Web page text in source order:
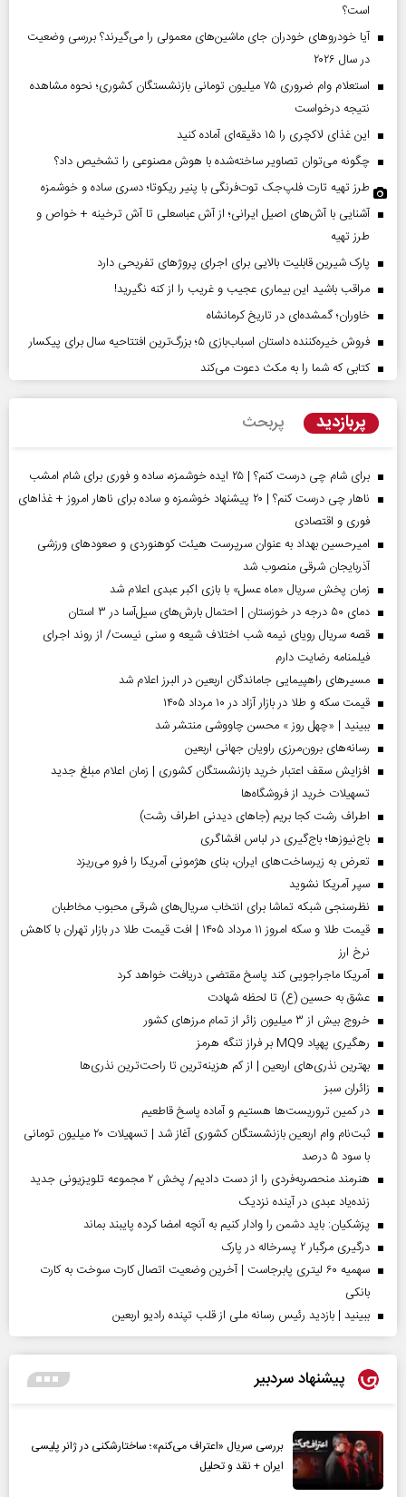
است؟
آیا خودروهای خودران جای ماشین‌های معمولی را می‌گیرند؟ بررسی وضعیت
در سال ۲۰۲۶
استعلام وام ضروری ۷۵ میلیون تومانی بازنشستگان کشوری؛ نحوه مشاهده
نتیجه درخواست
این غذای لاکچری را ۱۵ دقیقه‌ای آماده کنید
چگونه می‌توان تصاویر ساخته‌شده با هوش مصنوعی را تشخیص داد؟
طرز تهیه تارت فلپ‌جک توت‌فرنگی با پنیر ریکوتا؛ دسری ساده و خوشمزه
آشنایی با آش‌های اصیل ایرانی؛ از آش عباسعلی تا آش ترخینه + خواص و
طرز تهیه
پارک شیرین قابلیت‌ بالایی برای اجرای پروژهای تفریحی دارد
مراقب باشید این بیماری عجیب و غریب را از کنه نگیرید!
خاوران؛ گمشده‌ای در تاریخ کرمانشاه
فروش خیره‌کننده داستان اسباب‌بازی ۵؛ بزرگ‌ترین افتتاحیه سال برای پیکسار
کتابی که شما را به مکث دعوت می‌کند
پربازدید پربحث
برای شام چی درست کنم؟ | ۲۵ ایده خوشمزه، ساده و فوری برای شام امشب
ناهار چی درست کنم؟ | ۲۰ پیشنهاد خوشمزه و ساده برای ناهار امروز + غذاهای
فوری و اقتصادی
امیرحسین بهداد به عنوان سرپرست هیئت کوهنوردی و صعودهای ورزشی
آذربایجان شرقی منصوب شد
زمان پخش سریال «ماه عسل» با بازی اکبر عبدی اعلام شد
دمای ۵۰ درجه در خوزستان | احتمال بارش‌های سیل‌آسا در ۳ استان
قصه سریال رویای نیمه شب اختلاف شیعه و سنی نیست/ از روند اجرای
فیلمنامه رضایت دارم
مسیر‌های راهپیمایی جاماندگان اربعین در البرز اعلام شد
قیمت سکه و طلا در بازار آزاد در ۱۰ مرداد ۱۴۰۵
ببینید | «چهل روز » محسن چاووشی منتشر شد
رسانه‌های برون‌مرزی راویان جهانی اربعین
افزایش سقف اعتبار خرید بازنشستگان کشوری | زمان اعلام مبلغ جدید
تسهیلات خرید از فروشگاه‌ها
اطراف رشت کجا بریم (جاهای دیدنی اطراف رشت)
باج‌نیوزها؛ باج‌گیری در لباس افشاگری
تعرض به زیرساخت‌های ایران، بنای هژمونی آمریکا را فرو می‌ریزد
سپر آمریکا نشوید
نظرسنجی شبکه تماشا برای انتخاب سریال‌های شرقی محبوب مخاطبان
قیمت طلا و سکه امروز ۱۱ مرداد ۱۴۰۵ | افت قیمت طلا در بازار تهران با کاهش
نرخ ارز
آمریکا ماجراجویی کند پاسخ مقتضی دریافت خواهد کرد
عشق به حسین (ع) تا لحظه شهادت
خروج بیش از ۳ میلیون زائر از تمام مرز‌های کشور
رهگیری پهپاد MQ9 بر فراز تنگه هرمز
بهترین نذری‌های اربعین | از کم هزینه‌ترین تا راحت‌ترین نذری‌ها
‌زائران سبز
در کمین تروریست‌ها هستیم و آماده پاسخ قاطعیم
ثبت‌نام وام اربعین بازنشستگان کشوری آغاز شد | تسهیلات ۲۰ میلیون تومانی
با سود ۵ درصد
هنرمند منحصر‌به‌فردی را از دست دادیم/ پخش ۲ مجموعه تلویزیونی جدید
زنده‌یاد عبدی در آینده نزدیک
پزشکیان: باید دشمن را وادار کنیم به آنچه امضا کرده پایبند بماند
درگیری مرگبار ۲ پسرخاله در پارک
سهمیه ۶۰ لیتری پابرجاست | آخرین وضعیت اتصال کارت سوخت به کارت
بانکی
ببینید | بازدید رئیس رسانه ملی از قلب تپنده رادیو اربعین
پیشنهاد سردبیر
بررسی سریال «اعتراف می‌کنم»؛ ساختارشکنی در ژانر پلیسی
ایران + نقد و تحلیل